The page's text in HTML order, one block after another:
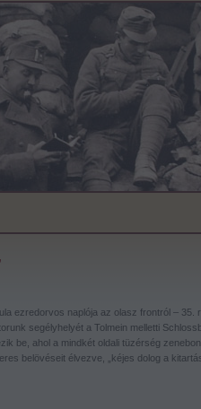
ezredorvos naplója az olasz frontról – 35.
segélyhelyét a Tolmein melletti
be, ahol a mindkét oldali tüzérség
belövéseit élvezve, „kéjes dolog a